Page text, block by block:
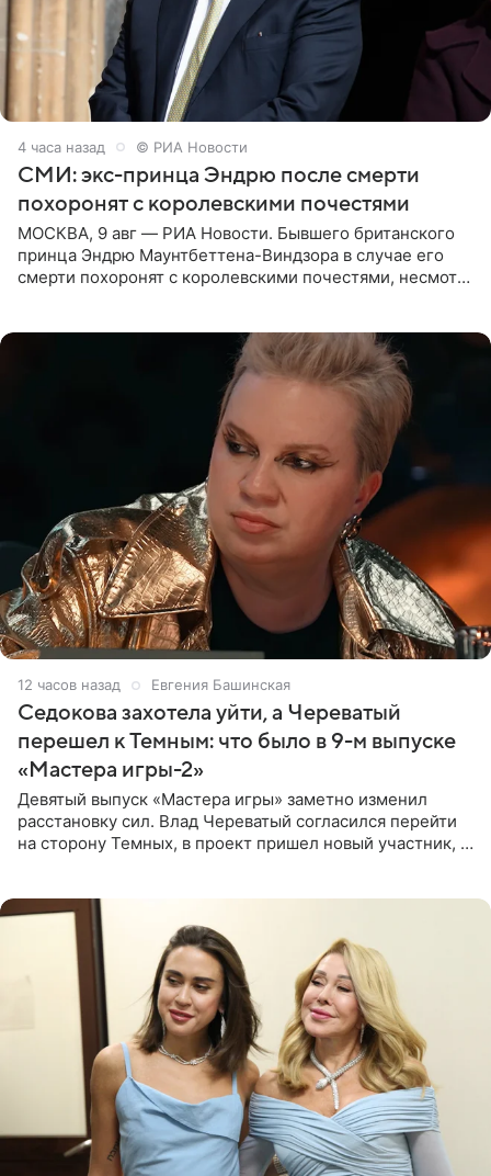
4 часа назад © РИА Новости
СМИ: экс-принца Эндрю после смерти
похоронят с королевскими почестями
МОСКВА, 9 авг — РИА Новости. Бывшего британского
принца Эндрю Маунтбеттена-Виндзора в случае его
смерти похоронят с королевскими почестями, несмотря
12 часов назад Евгения Башинская
Седокова захотела уйти, а Череватый
перешел к Темным: что было в 9-м выпуске
«Мастера игры-2»
Девятый выпуск «Мастера игры» заметно изменил
расстановку сил. Влад Череватый согласился перейти
на сторону Темных, в проект пришел новый участник, а